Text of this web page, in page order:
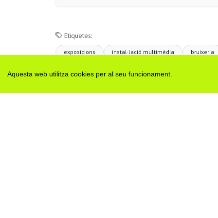
Aquesta web utilitza cookies per al seu funcionament.
Etiquetes:
exposicions instal·lació multimèdia bruixeria